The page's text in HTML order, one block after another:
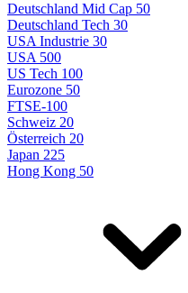
Deutschland Mid Cap 50
Deutschland Tech 30
USA Industrie 30
USA 500
US Tech 100
Eurozone 50
FTSE-100
Schweiz 20
Österreich 20
Japan 225
Hong Kong 50